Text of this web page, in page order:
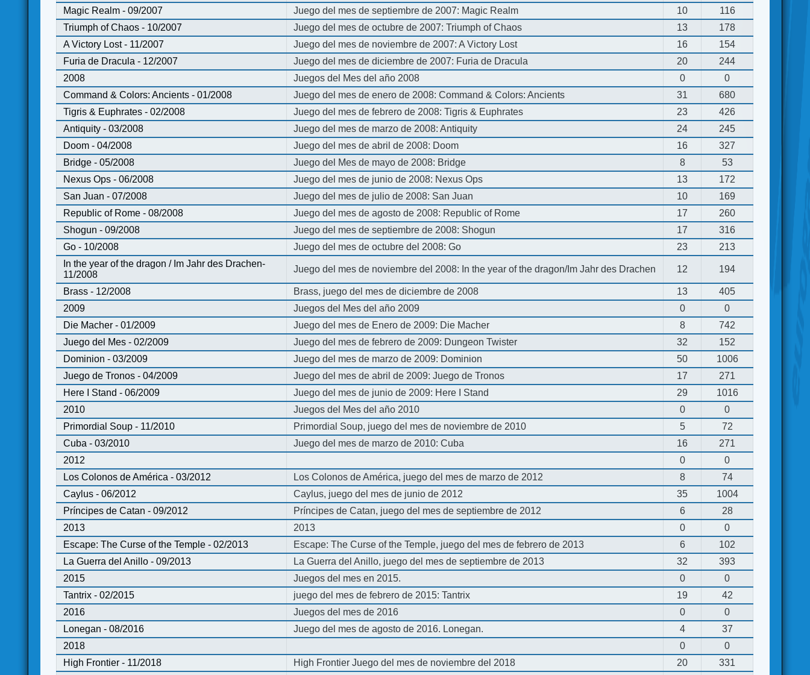
Magic Realm - 09/2007
Juego del mes de septiembre de 2007: Magic Realm 10
116
Triumph of Chaos - 10/2007
Juego del mes de octubre de 2007: Triumph of Chaos 13
178
A Victory Lost - 11/2007
Juego del mes de noviembre de 2007: A Victory Lost 16
154
Furia de Dracula - 12/2007
Juego del mes de diciembre de 2007: Furia de Dracula 20
244
2008
Juegos del Mes del año 2008 0
0
Command & Colors: Ancients - 01/2008
Juego del mes de enero de 2008: Command & Colors: Ancients 31
680
Tigris & Euphrates - 02/2008
Juego del mes de febrero de 2008: Tigris & Euphrates 23
426
Antiquity - 03/2008
Juego del mes de marzo de 2008: Antiquity 24
245
Doom - 04/2008
Juego del mes de abril de 2008: Doom 16
327
Bridge - 05/2008
Juego del Mes de mayo de 2008: Bridge 8
53
Nexus Ops - 06/2008
Juego del mes de junio de 2008: Nexus Ops 13
172
San Juan - 07/2008
Juego del mes de julio de 2008: San Juan 10
169
Republic of Rome - 08/2008
Juego del mes de agosto de 2008: Republic of Rome 17
260
Shogun - 09/2008
Juego del mes de septiembre de 2008: Shogun 17
316
Go - 10/2008
Juego del mes de octubre del 2008: Go 23
213
In the year of the dragon / Im Jahr des Drachen-
11/2008
Juego del mes de noviembre del 2008: In the year of the dragon/Im Jahr des Drachen 12 194
Brass - 12/2008 Brass, juego del mes de diciembre de 2008 13
405
2009
Juegos del Mes del año 2009 0
0
Die Macher - 01/2009
Juego del mes de Enero de 2009: Die Macher 8
742
Juego del Mes - 02/2009
Juego del mes de febrero de 2009: Dungeon Twister 32
152
Dominion - 03/2009
Juego del mes de marzo de 2009: Dominion 50
1006
Juego de Tronos - 04/2009
Juego del mes de abril de 2009: Juego de Tronos 17
271
Here I Stand - 06/2009
Juego del mes de junio de 2009: Here I Stand 29
1016
2010
Juegos del Mes del año 2010 0
0
Primordial Soup - 11/2010
Primordial Soup, juego del mes de noviembre de 2010 5
72
Cuba - 03/2010
Juego del mes de marzo de 2010: Cuba 16
271
2012
0
0
Los Colonos de América - 03/2012
Los Colonos de América, juego del mes de marzo de 2012 8
74
Caylus - 06/2012
Caylus, juego del mes de junio de 2012 35
1004
Príncipes de Catan - 09/2012
Príncipes de Catan, juego del mes de septiembre de 2012 6
28
2013
2013 0
0
Escape: The Curse of the Temple - 02/2013
Escape: The Curse of the Temple, juego del mes de febrero de 2013 6
102
La Guerra del Anillo - 09/2013
La Guerra del Anillo, juego del mes de septiembre de 2013 32
393
2015
Juegos del mes en 2015. 0
0
Tantrix - 02/2015
juego del mes de febrero de 2015: Tantrix 19
42
2016
Juegos del mes de 2016 0
0
Lonegan - 08/2016
Juego del mes de agosto de 2016. Lonegan. 4
37
2018
0
0
High Frontier - 11/2018
High Frontier Juego del mes de noviembre del 2018 20
331